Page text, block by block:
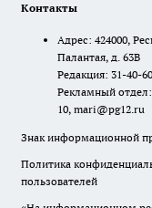
Контакты
Адрес: 424000,
Палантая, д. 63В
Редакция: 31-40-
Рекламный отдел:
10, mari@pg12.ru
Знак информационной
Политика
пользователей